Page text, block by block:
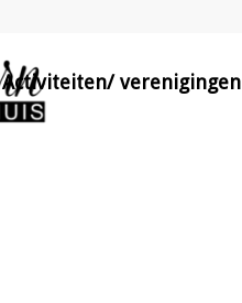
Activiteiten/ verenigingen